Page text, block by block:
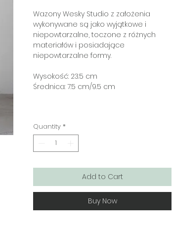
Wazony Wesky Studio z założenia
wykonywane są jako wyjątkowe i
niepowtarzalne, toczone z różnych
materiałów i posiadające
niepowtarzalne formy.
Wysokość: 23.5 cm
Średnica: 7.5 cm/9.5 cm
Quantity *
Add to Cart
Buy Now